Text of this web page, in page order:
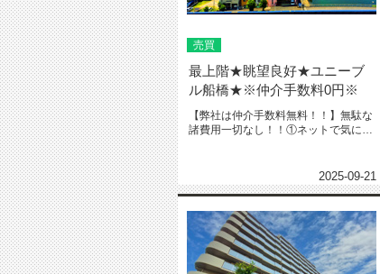
売買
最上階★眺望良好★ユニーブ
ル船橋★※仲介手数料0円※
【弊社は仲介手数料無料！！】無駄な
諸費用一切なし！！①ネットで気にな
2025-09-21